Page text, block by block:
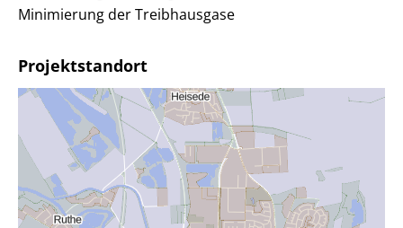
Minimierung der Treibhausgase
Projektstandort